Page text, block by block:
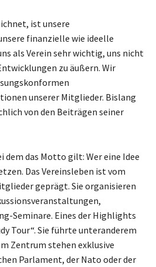
ist unsere
finanzielle wie ideelle
als Verein sehr wichtig, uns nicht
zu äußern. Wir
unserer Mitglieder. Bislang
von den Beiträgen seiner
dem das Motto gilt: Wer eine Idee
Das Vereinsleben ist vom
geprägt. Sie organisieren
Seminare. Eines der Highlights
Tour“. Sie führte unteranderem
Zentrum stehen exklusive
Parlament, der Nato oder der